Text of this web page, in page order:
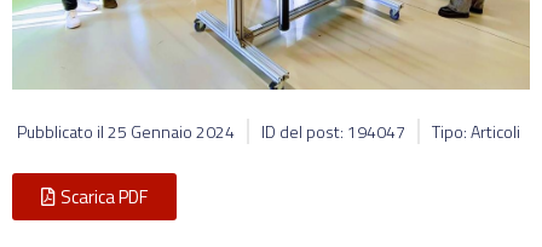
Pubblicato il25 Gennaio 2024 ID del post: 194047 Tipo: Articoli
Scarica PDF